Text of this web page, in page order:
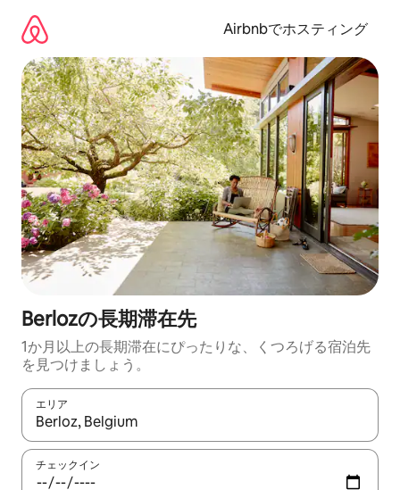
Airbnbでホスティング
Berlozの長期滞在先
1か月以上の長期滞在にぴったりな、くつろげる宿泊先
を見つけましょう。
エリア
検索結果が表示されたら、上下の矢印キーを使って移動するか
チェックイン